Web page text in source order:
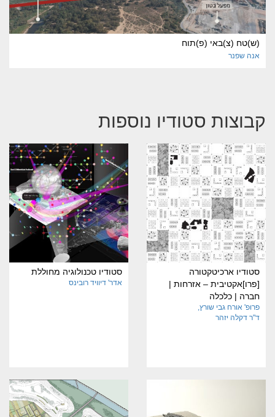
(ש)טח (צ)באי (פ)תוח
אנה שפנר
קבוצות סטודיו נוספות
סטודיו ארכיטקטורה
[פרו]אקטיבית – אזרחות |
חברה | כלכלה
פרופ' אורח גבי שורץ
ד"ר דקלה יזהר
סטודיו טכנולוגיה מחוללת
אדר' דיוויד רובינס